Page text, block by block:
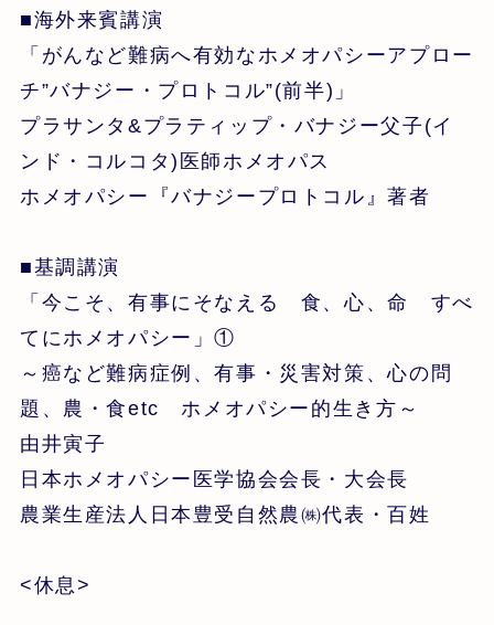
■海外来賓講演
「がんなど難病へ有効なホメオパシーアプロー
チ”バナジー・プロトコル”(前半)」
プラサンタ&プラティップ・バナジー父子(イ
ンド・コルコタ)医師ホメオパス
ホメオパシー『バナジープロトコル』著者
■基調講演
「今こそ、有事にそなえる 食、心、命 すべ
てにホメオパシー」①
～癌など難病症例、有事・災害対策、心の問
題、農・食etc ホメオパシー的生き方～
由井寅子
日本ホメオパシー医学協会会長・大会長
農業生産法人日本豊受自然農㈱代表・百姓
<休息>